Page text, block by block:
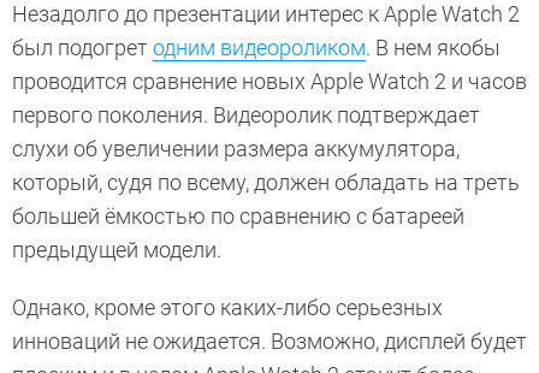
Незадолго до презентации интерес к Apple Watch 2
был подогретодним видеороликом. В нем якобы
проводится сравнение новых Apple Watch 2 и часов
первого поколения. Видеоролик подтверждает
слухи об увеличении размера аккумулятора,
который, судя по всему, должен обладать на треть
большей ёмкостью по сравнению с батареей
предыдущей модели.
Однако, кроме этого каких-либо серьезных
инноваций не ожидается. Возможно, дисплей будет